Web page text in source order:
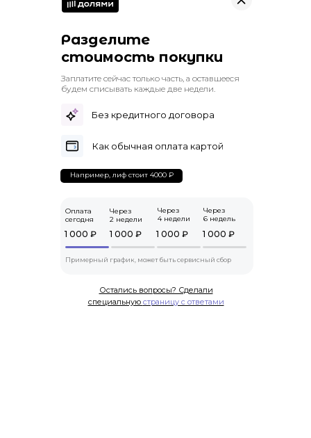
Через
6 недель
1 000 ₽
Через
4 недели
1 000 ₽
Через
2 недели
1 000 ₽
Примерный график, может быть сервисный сбор
Оплата
сегодня
1 000 ₽
Остались вопросы? Сделали
специальную страницу с ответами
Как обычная оплата картой
Без кредитного договора
Заплатите сейчас только часть, а оставшееся
будем списывать каждые две недели.
Разделите
стоимость покупки
Например, лиф стоит 4000 ₽